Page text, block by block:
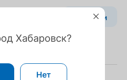
Вакансии
Хабаровск?
Нет